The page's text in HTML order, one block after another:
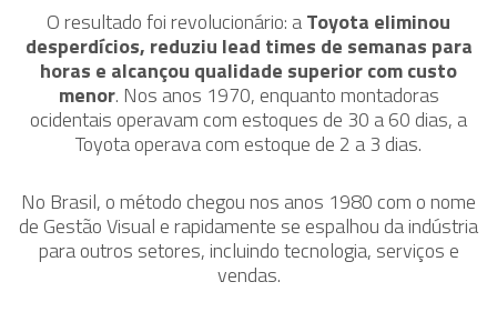
O resultado foi revolucionário: aToyota eliminou
desperdícios, reduziu lead times de semanas para
horas e alcançou qualidade superior com custo
menor. Nos anos 1970, enquanto montadoras
ocidentais operavam com estoques de 30 a 60 dias, a
Toyota operava com estoque de 2 a 3 dias.
No Brasil, o método chegou nos anos 1980 com o nome
de Gestão Visual e rapidamente se espalhou da indústria
para outros setores, incluindo tecnologia, serviços e
vendas.